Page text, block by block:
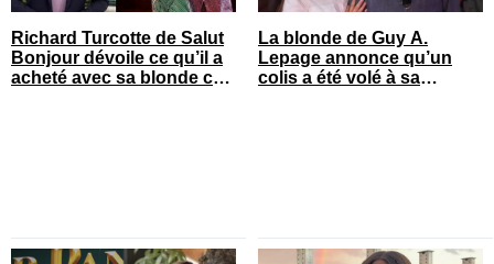
Richard Turcotte de Salut
Bonjour dévoile ce qu’il a
acheté avec sa blonde cet
La blonde de Guy A.
Lepage annonce qu’un
colis a été volé à sa